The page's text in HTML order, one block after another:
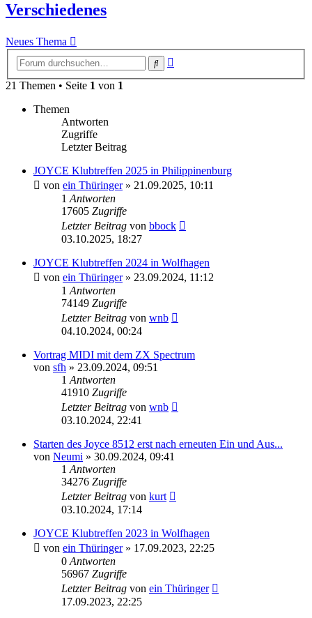
Verschiedenes
Neues Thema
Suche
21 Themen • Seite 1 von 1
Themen
Antworten
Zugriffe
Letzter Beitrag
JOYCE Klubtreffen 2025 in Philippinenburg
von ein Thüringer» 21.09.2025, 10:11
1 Antworten
17605 Zugriffe
Letzter Beitrag von bbock
03.10.2025, 18:27
JOYCE Klubtreffen 2024 in Wolfhagen
von ein Thüringer» 23.09.2024, 11:12
1 Antworten
74149 Zugriffe
Letzter Beitrag von wnb
04.10.2024, 00:24
Vortrag MIDI mit dem ZX Spectrum
von sfh » 23.09.2024, 09:51
1 Antworten
41910 Zugriffe
Letzter Beitrag von wnb
03.10.2024, 22:41
Starten des Joyce 8512 erst nach erneuten Ein und Aus...
von Neumi » 30.09.2024, 09:41
1 Antworten
34276 Zugriffe
Letzter Beitrag von kurt
03.10.2024, 17:14
JOYCE Klubtreffen 2023 in Wolfhagen
von ein Thüringer» 17.09.2023, 22:25
0 Antworten
56967 Zugriffe
Letzter Beitrag von ein Thüringer
17.09.2023, 22:25